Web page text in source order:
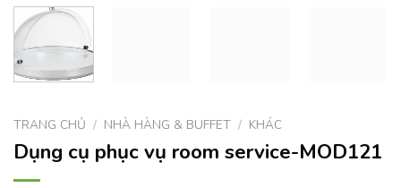
TRANG CHỦ / NHÀ HÀNG & BUFFET / KHÁC
Dụng cụ phục vụ room service-MOD121